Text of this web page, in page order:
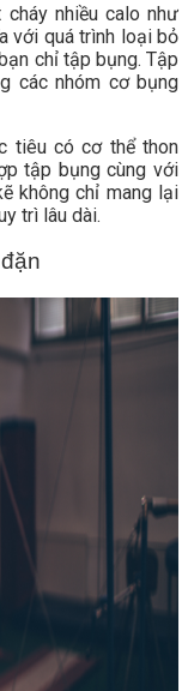
nhiều calo như
với quá trình loại bỏ
chỉ tập bụng. Tập
các nhóm cơ bụng
tiêu có cơ thể thon
tập bụng cùng với
không chỉ mang lại
trì lâu dài.